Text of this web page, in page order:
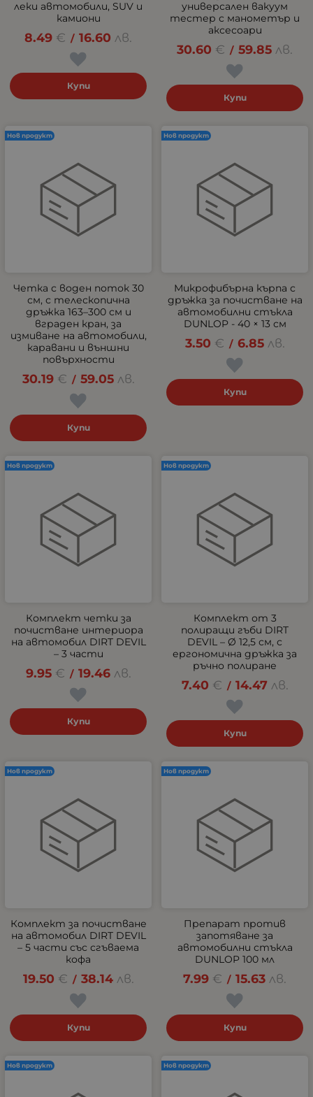
леки автомобили, SUV и
камиони
8.49 € / 16.60 лв.
Купи
универсален вакуум
тестер с манометър и
аксесоари
30.60 € / 59.85 лв.
Купи
Четка с воден поток 30
см, с телескопична
дръжка 163–300 см и
вграден кран, за
измиване на автомобили,
каравани и външни
повърхности
30.19 € / 59.05 лв.
Купи
Нов продукт
Микрофибърна кърпа с
дръжка за почистване на
автомобилни стъкла
DUNLOP - 40 × 13 см
3.50 € / 6.85 лв.
Купи
Нов продукт
Комплект четки за
почистване интериора
на автомобил DIRT DEVIL
– 3 части
9.95 € / 19.46 лв.
Купи
Нов продукт
Комплект от 3
полиращи гъби DIRT
DEVIL – Ø 12,5 см, с
ергономична дръжка за
ръчно полиране
7.40 € / 14.47 лв.
Купи
Нов продукт
Комплект за почистване
на автомобил DIRT DEVIL
– 5 части със сгъваема
кофа
19.50 € / 38.14 лв.
Купи
Нов продукт
Препарат против
запотяване за
автомобилни стъкла
DUNLOP 100 мл
7.99 € / 15.63 лв.
Купи
Нов продукт
Нов продукт Нов продукт